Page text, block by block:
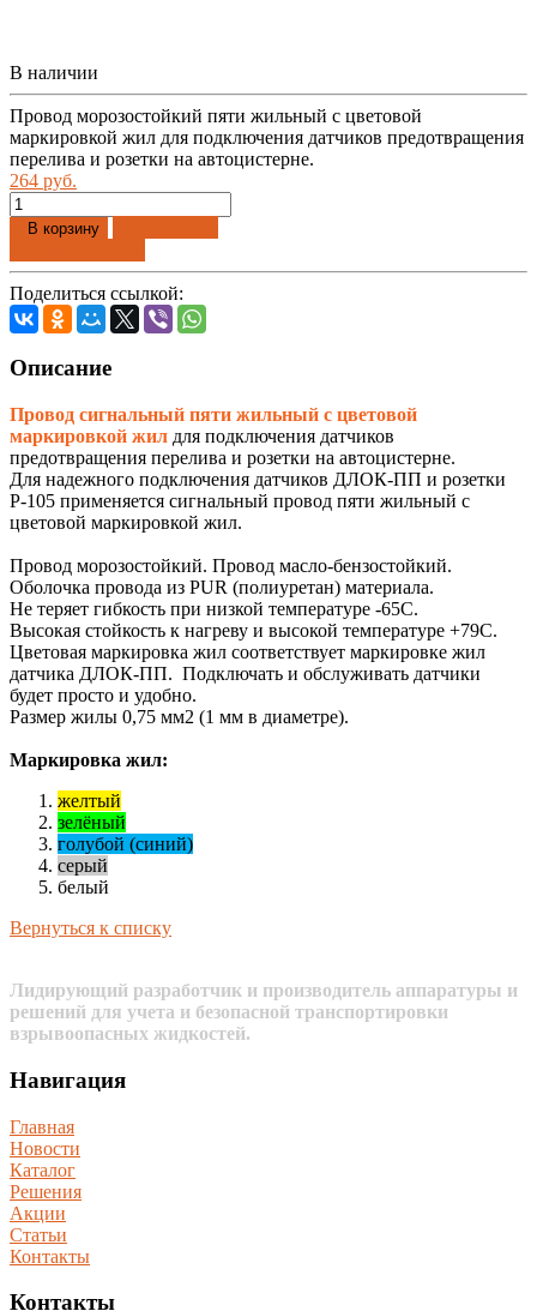
В наличии
Провод морозостойкий пяти жильный с цветовой
маркировкой жил для подключения датчиков предотвращения
перелива и розетки на автоцистерне.
264 руб.
В корзину
Поделиться ссылкой:
Описание
Провод сигнальный пяти жильный с цветовой
маркировкой жил для подключения датчиков
предотвращения перелива и розетки на автоцистерне.
Для надежного подключения датчиков ДЛОК-ПП и розетки
Р-105 применяется сигнальный провод пяти жильный с
цветовой маркировкой жил.
Провод морозостойкий. Провод масло-бензостойкий.
Оболочка провода из PUR (полиуретан) материала.
Не теряет гибкость при низкой температуре -65С.
Высокая стойкость к нагреву и высокой температуре +79С.
Цветовая маркировка жил соответствует маркировке жил
датчика ДЛОК-ПП. Подключать и обслуживать датчики
будет просто и удобно.
Размер жилы 0,75 мм2 (1 мм в диаметре).
Маркировка жил:
желтый
зелёный
голубой (синий)
серый
белый
Вернуться к списку
Лидирующий разработчик и производитель аппаратуры и
решений для учета и безопасной транспортировки
взрывоопасных жидкостей.
Навигация
Главная
Новости
Каталог
Решения
Акции
Статьи
Контакты
Контакты